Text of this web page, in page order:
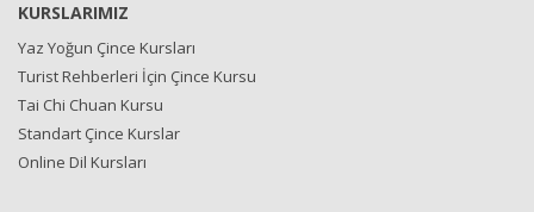
KURSLARIMIZ
Yaz Yoğun Çince Kursları
Turist Rehberleri İçin Çince Kursu
Tai Chi Chuan Kursu
Standart Çince Kurslar
Online Dil Kursları